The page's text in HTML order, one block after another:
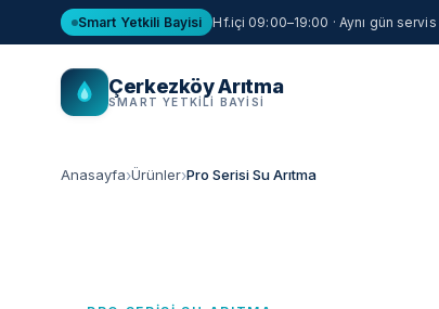
Smart Yetkili Bayisi Hf.içi 09:00–19:00 · Aynı gün servis
Çerkezköy Arıtma
SMART YETKILI BAYISI
Anasayfa Ürünler Pro Serisi Su Arıtma